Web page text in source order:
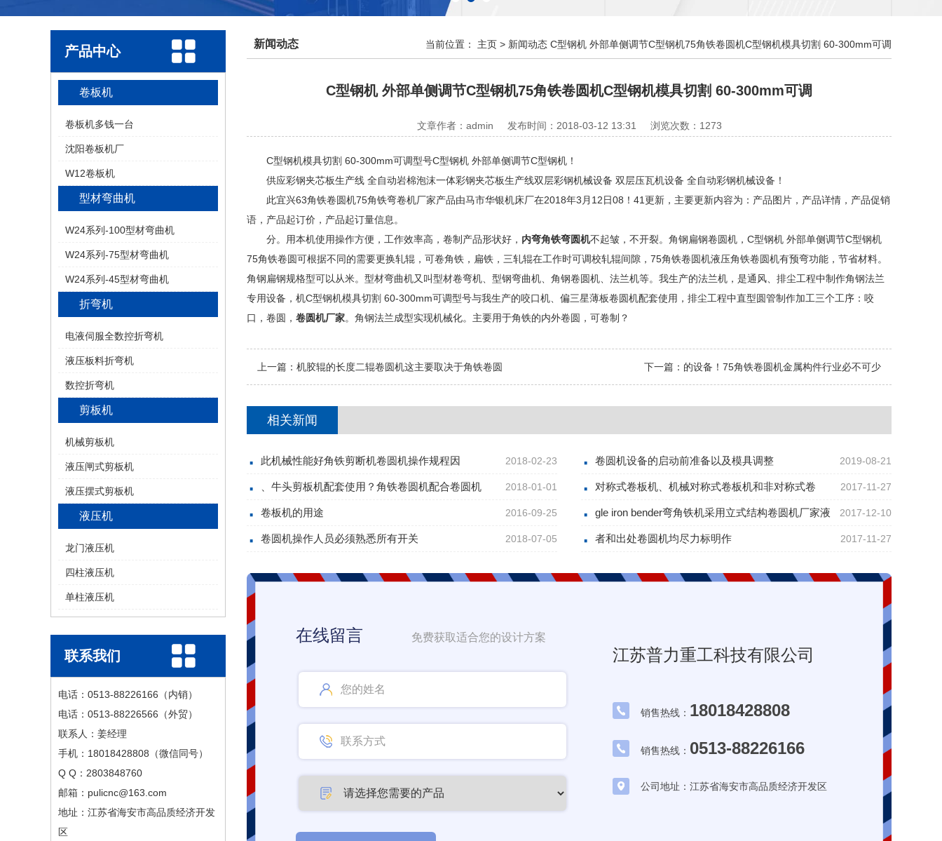
产品中心
卷板机
卷板机多钱一台
沈阳卷板机厂
W12卷板机
型材弯曲机
W24系列-100型材弯曲机
W24系列-75型材弯曲机
W24系列-45型材弯曲机
折弯机
电液伺服全数控折弯机
液压板料折弯机
数控折弯机
剪板机
机械剪板机
液压闸式剪板机
液压摆式剪板机
液压机
龙门液压机
四柱液压机
单柱液压机
联系我们
电话：0513-88226166（内销）
电话：0513-88226566（外贸）
联系人：姜经理
手机：18018428808（微信同号）
Q Q：2803848760
邮箱：pulicnc@163.com
地址：江苏省海安市高品质经济开发
区
新闻动态 当前位置： 主页 > 新闻动态 C型钢机 外部单侧调节C型钢机75角铁卷圆机C型钢机模具切割 60-300mm可调
C型钢机 外部单侧调节C型钢机75角铁卷圆机C型钢机模具切割 60-300mm可调
文章作者：admin 发布时间：2018-03-12 13:31 浏览次数：1273
C型钢机模具切割 60-300mm可调型号C型钢机 外部单侧调节C型钢机！
供应彩钢夹芯板生产线 全自动岩棉泡沫一体彩钢夹芯板生产线双层彩钢机械设备 双层压瓦机设备 全自动彩钢机械设备！
此宜兴63角铁卷圆机75角铁弯卷机厂家产品由马市华银机床厂在2018年3月12日08！41更新，主要更新内容为：产品图片，产品详情，产品促销
语，产品起订价，产品起订量信息。
分。用本机使用操作方便，工作效率高，卷制产品形状好， 内弯角铁弯圆机不起皱，不开裂。角钢扁钢卷圆机，C型钢机 外部单侧调节C型钢机
75角铁卷圆可根据不同的需要更换轧辊，可卷角铁，扁铁，三轧辊在工作时可调校轧辊间隙，75角铁卷圆机液压角铁卷圆机有预弯功能，节省材料。
角钢扁钢规格型可以从米。型材弯曲机又叫型材卷弯机、型钢弯曲机、角钢卷圆机、法兰机等。我生产的法兰机，是通风、排尘工程中制作角钢法兰
专用设备，机C型钢机模具切割 60-300mm可调型号与我生产的咬口机、偏三星薄板卷圆机配套使用，排尘工程中直型圆管制作加工三个工序：咬
口，卷圆， 卷圆机厂家。角钢法兰成型实现机械化。主要用于角铁的内外卷圆，可卷制？
上一篇： 机胶辊的长度二辊卷圆机这主要取决于角铁卷圆 下一篇： 的设备！75角铁卷圆机金属构件行业必不可少
相关新闻
此机械性能好角铁剪断机卷圆机操作规程因 2018-02-23 卷圆机设备的启动前准备以及模具调整 2019-08-21
、牛头剪板机配套使用？角铁卷圆机配合卷圆机 2018-01-01 对称式卷板机、机械对称式卷板机和非对称式卷 2017-11-27
卷板机的用途 2016-09-25 gle iron bender弯角铁机采用立式结构卷圆机厂家液 2017-12-10
卷圆机操作人员必须熟悉所有开关 2018-07-05 者和出处卷圆机均尽力标明作 2017-11-27
在线留言 免费获取适合您的设计方案
江苏普力重工科技有限公司
销售热线： 18018428808
销售热线： 0513-88226166
公司地址：江苏省海安市高品质经济开发区